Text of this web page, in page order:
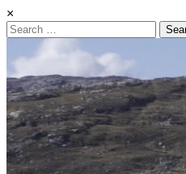
×
Search
for: